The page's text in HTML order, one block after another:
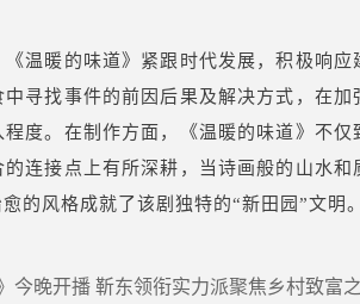
温暖的味道》紧跟时代发展，积极响应
寻找事件的前因后果及解决方式，在加
度。在制作方面，《温暖的味道》不仅
连接点上有所深耕，当诗画般的山水和
的风格成就了该剧独特的“新田园”文明。